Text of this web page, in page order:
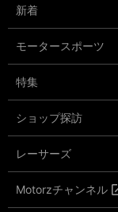
新着
モータースポーツ
特集
ショップ探訪
レーサーズ
Motorzチャンネル